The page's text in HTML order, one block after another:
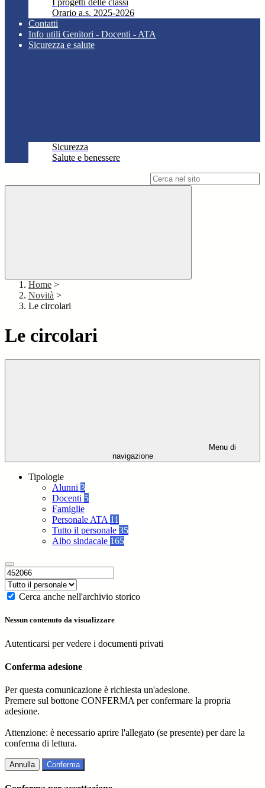
I progetti delle classi
Orario a.s. 2025-2026
Contatti
Info utili Genitori - Docenti - ATA
Sicurezza e salute
Sicurezza
Salute e benessere
Home >
Novità >
Le circolari
Le circolari
Menu di
navigazione
Tipologie
Alunni 3
Docenti 5
Famiglie
Personale ATA 11
Tutto il personale 35
Albo sindacale 165
Cerca anche nell'archivio storico
Nessun contenuto da visualizzare
Autenticarsi per vedere i documenti privati
Conferma adesione
Per questa comunicazione è richiesta un'adesione.
Premere sul bottone CONFERMA per confermare la propria
adesione.
Attenzione: è necessario aprire l'allegato (se presente) per dare la
conferma di lettura.
Annulla Conferma